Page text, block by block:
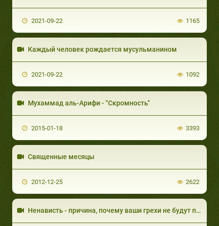
2021-09-22 1165
Каждый человек рождается мусульманином
2021-09-22 1092
Мухаммад аль-Арифи - "Скромность"
2015-01-18 3393
Священные месяцы
2012-12-25 2622
Ненависть - причина, почему ваши грехи не будут прощены